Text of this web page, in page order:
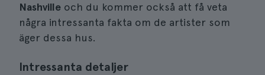
Nashville och du kommer också att få veta
några intressanta fakta om de artister som
äger dessa hus.
Intressanta detaljer